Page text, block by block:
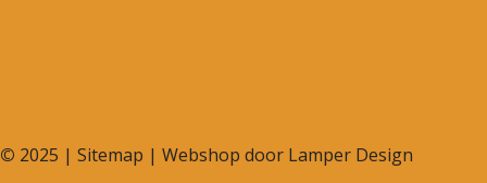
© 2025 | Sitemap | Webshop door Lamper Design